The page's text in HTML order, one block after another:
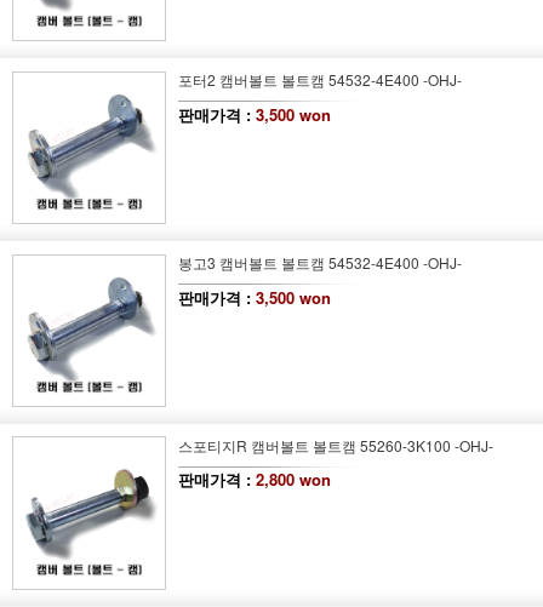
포터2 캠버볼트 볼트캠 54532-4E400 -OHJ-
판매가격 : 3,500 won
봉고3 캠버볼트 볼트캠 54532-4E400 -OHJ-
판매가격 : 3,500 won
스포티지R 캠버볼트 볼트캠 55260-3K100 -OHJ-
판매가격 : 2,800 won